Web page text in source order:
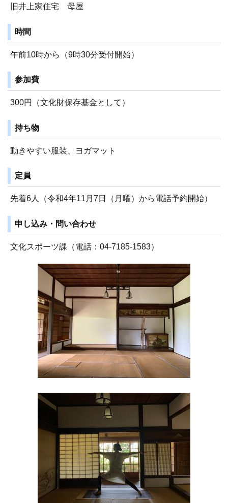
旧井上家住宅 母屋
時間
午前10時から（9時30分受付開始）
参加費
300円（文化財保存基金として）
持ち物
動きやすい服装、ヨガマット
定員
先着6人（令和4年11月7日（月曜）から電話予約開始）
申し込み・問い合わせ
文化スポーツ課（電話：04-7185-1583）